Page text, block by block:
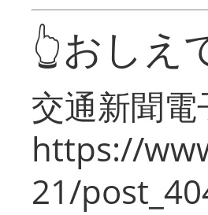
👆おし
交通新聞
https://
21/